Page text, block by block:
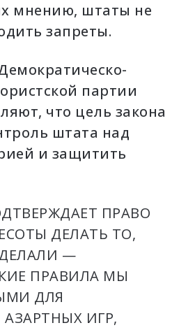
мнению, штаты не
запреты.
партии
что цель закона
штата над
и защитить
ПРАВО
ДЕЛАТЬ ТО,
—
ПРАВИЛА МЫ
ДЛЯ
ИГР,